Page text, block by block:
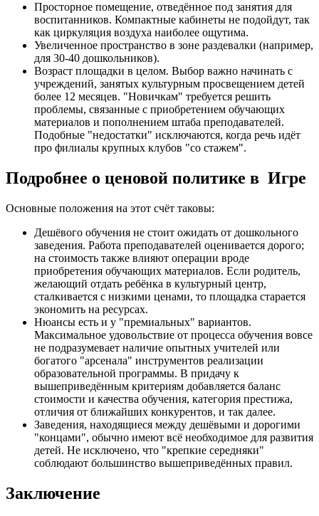
Просторное помещение, отведённое под занятия для
воспитанников. Компактные кабинеты не подойдут, так
как циркуляция воздуха наиболее ощутима.
Увеличенное пространство в зоне раздевалки (например,
для 30-40 дошкольников).
Возраст площадки в целом. Выбор важно начинать с
учреждений, занятых культурным просвещением детей
более 12 месяцев. "Новичкам" требуется решить
проблемы, связанные с приобретением обучающих
материалов и пополнением штаба преподавателей.
Подобные "недостатки" исключаются, когда речь идёт
про филиалы крупных клубов "со стажем".
Подробнее о ценовой политике в Игре
Основные положения на этот счёт таковы:
Дешёвого обучения не стоит ожидать от дошкольного
заведения. Работа преподавателей оценивается дорого;
на стоимость также влияют операции вроде
приобретения обучающих материалов. Если родитель,
желающий отдать ребёнка в культурный центр,
сталкивается с низкими ценами, то площадка старается
экономить на ресурсах.
Нюансы есть и у "премиальных" вариантов.
Максимальное удовольствие от процесса обучения вовсе
не подразумевает наличие опытных учителей или
богатого "арсенала" инструментов реализации
образовательной программы. В придачу к
вышеприведённым критериям добавляется баланс
стоимости и качества обучения, категория престижа,
отличия от ближайших конкурентов, и так далее.
Заведения, находящиеся между дешёвыми и дорогими
"концами", обычно имеют всё необходимое для развития
детей. Не исключено, что "крепкие середняки"
соблюдают большинство вышеприведённых правил.
Заключение